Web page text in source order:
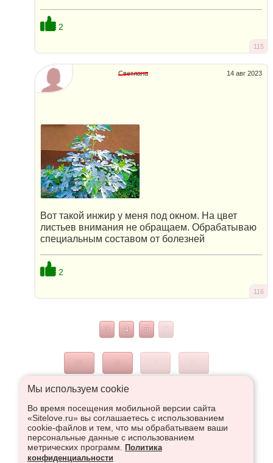
2
115
14 авг 2023
Светлана
Вот такой инжир у меня под окном. На цвет
листьев внимания не обращаем. Обрабатываю
специальным составом от болезней
2
116
3 4 5 6
|< < > >|
Что высказаться в Рупор, необходимо войти или
зарегистрироваться:
Мы используем сookie
Во время посещения мобильной версии сайта
«Sitelove.ru» вы соглашаетесь с использованием
cookie-файлов и тем, что мы обрабатываем ваши
персональные данные с использованием
метрических программ.
Политика
конфиденциальности